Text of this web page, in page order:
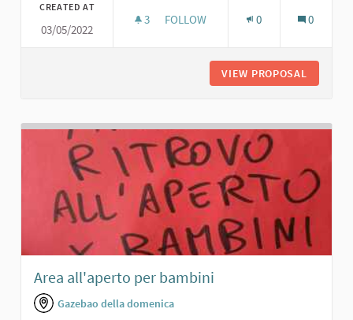
CREATED AT
03/05/2022
3 3 FOLLOWERS
FOLLOW 0 0
VIEW PROPOSAL
Area all'aperto per bambini
Gazebao della domenica